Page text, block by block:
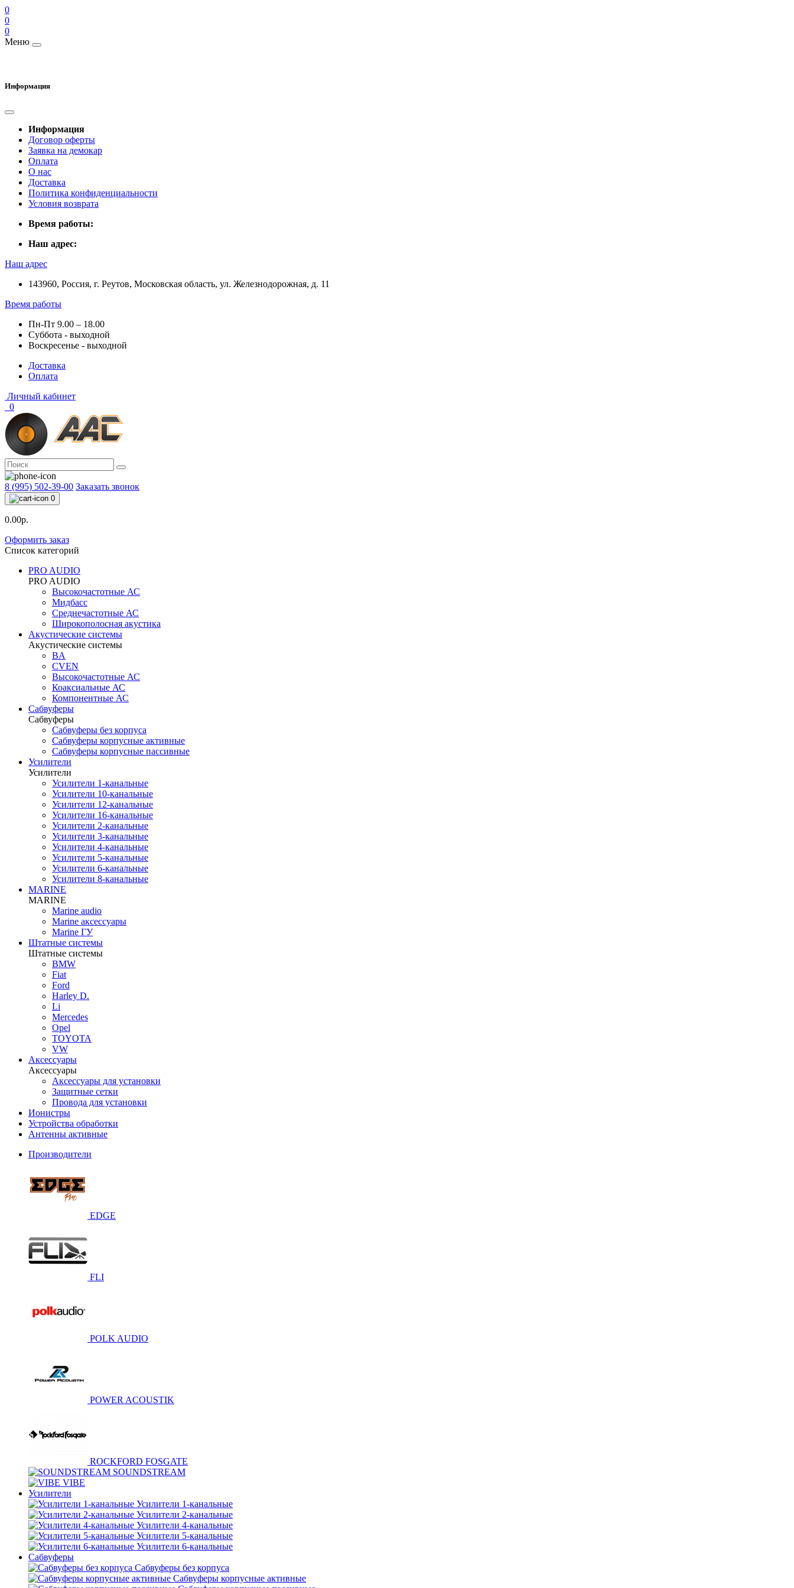
0
0
0
Меню
Информация
Информация
Договор оферты
Заявка на демокар
Оплата
О нас
Доставка
Политика конфиденциальности
Условия возврата
Время работы:
Наш адрес:
Наш адрес
143960, Россия, г. Реутов, Московская область, ул. Железнодорожная, д. 11
Время работы
Пн-Пт 9.00 – 18.00
Суббота - выходной
Воскресенье - выходной
Доставка
Оплата
Личный кабинет
0
8 (995) 502-39-00 Заказать звонок
0
0.00р.
Оформить заказ
Список категорий
PRO AUDIO
PRO AUDIO
Высокочастотные АС
Мидбасс
Среднечастотные АС
Широкополосная акустика
Акустические системы
Акустические системы
BA
CVEN
Высокочастотные АС
Коаксиальные АС
Компонентные АС
Сабвуферы
Сабвуферы
Сабвуферы без корпуса
Сабвуферы корпусные активные
Сабвуферы корпусные пассивные
Усилители
Усилители
Усилители 1-канальные
Усилители 10-канальные
Усилители 12-канальные
Усилители 16-канальные
Усилители 2-канальные
Усилители 3-канальные
Усилители 4-канальные
Усилители 5-канальные
Усилители 6-канальные
Усилители 8-канальные
MARINE
MARINE
Marine audio
Marine аксессуары
Marine ГУ
Штатные системы
Штатные системы
BMW
Fiat
Ford
Harley D.
Li
Mercedes
Opel
TOYOTA
VW
Аксессуары
Аксессуары
Аксессуары для установки
Защитные сетки
Провода для установки
Ионистры
Устройства обработки
Антенны активные
Производители
EDGE
FLI
POLK AUDIO
POWER ACOUSTIK
ROCKFORD FOSGATE
SOUNDSTREAM
VIBE
Усилители
Усилители 1-канальные
Усилители 2-канальные
Усилители 4-канальные
Усилители 5-канальные
Усилители 6-канальные
Сабвуферы
Сабвуферы без корпуса
Сабвуферы корпусные активные